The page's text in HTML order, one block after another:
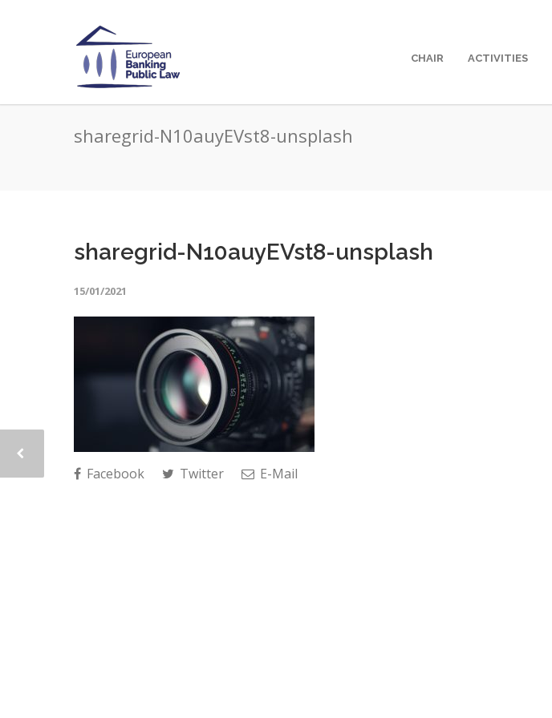
CHAIR ACTIVITIES
sharegrid-N10auyEVst8-unsplash
sharegrid-N10auyEVst8-unsplash
15/01/2021
Facebook Twitter E-Mail